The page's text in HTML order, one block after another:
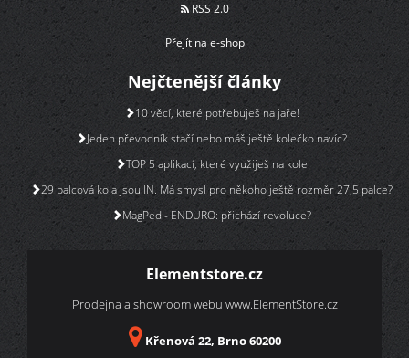
RSS 2.0
Přejít na e-shop
Nejčtenější články
10 věcí, které potřebuješ na jaře!
Jeden převodník stačí nebo máš ještě kolečko navíc?
TOP 5 aplikací, které využiješ na kole
29 palcová kola jsou IN. Má smysl pro někoho ještě rozměr 27,5 palce?
MagPed - ENDURO: přichází revoluce?
Elementstore.cz
Prodejna a showroom webu www.ElementStore.cz
Křenová 22, Brno 60200